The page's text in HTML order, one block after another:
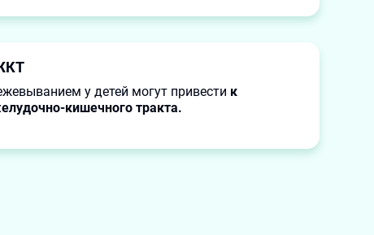
у детей могут привести к
кишечного тракта.